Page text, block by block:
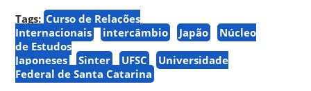
Tags: Curso de Relações
Internacionais
intercâmbio Japão
Núcleo
de Estudos
Japoneses
Sinter UFSC
Universidade
Federal de Santa Catarina